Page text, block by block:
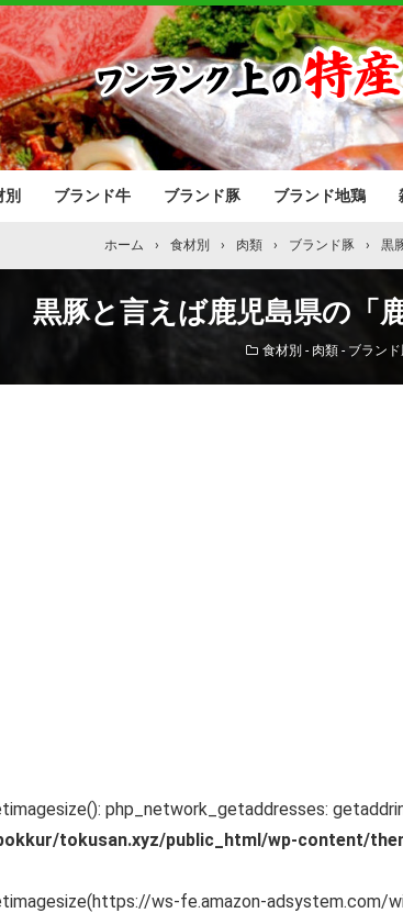
青森県
岩手県
秋田県
宮城県
山形県
福島県
茨城県
栃木県
群馬県
埼玉県
千葉県
東京都
神奈川県
山梨県
長野県
新潟県
富山県
石川県
福井県
静岡県
愛知県
岐阜県
三重県
滋賀県
京都府
大阪府
兵庫県
奈良県
和歌山県
鳥取県
島根県
岡山県
広島県
山口県
香川県
愛媛県
徳島県
高知県
福岡県
佐賀県
長崎県
熊本県
大分県
宮崎県
鹿児島県
沖縄県
別 ブランド牛 ブランド豚 ブランド地鶏
ホーム › 食材別 › 肉類 › ブランド豚 › 黒
黒豚と言えば鹿児島県の「
食材別 - 肉類 - ブラン
php_network_getaddresses:
tokusan.xyz/public_html/wp-content/
ws-fe.amazon-adsystem.com/